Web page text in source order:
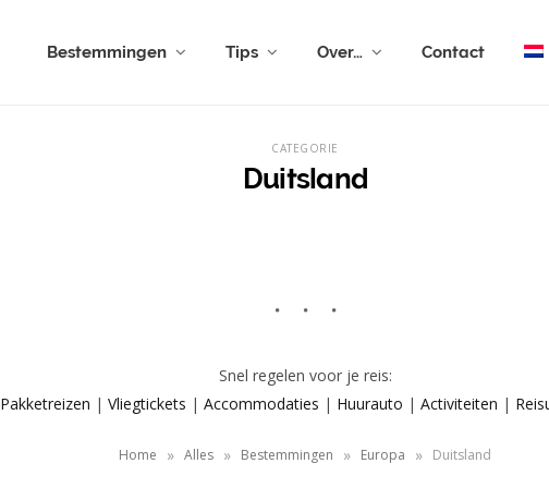
Bestemmingen Tips Over… Contact
CATEGORIE
Duitsland
Snel regelen voor je reis:
Pakketreizen | Vliegtickets | Accommodaties | Huurauto | Activiteiten |
Home » Alles » Bestemmingen » Europa » Duitsland